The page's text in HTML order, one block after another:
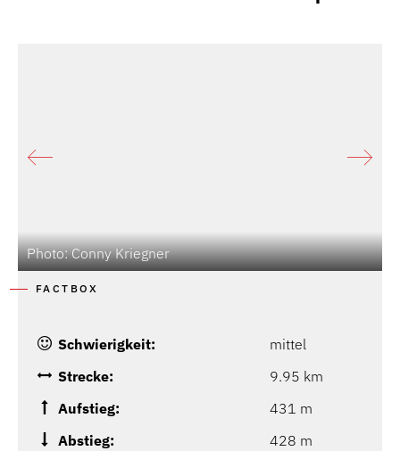
Photo: Conny Kriegner
FACTBOX
Schwierigkeit:
mittel
Strecke:
9.95 km
Aufstieg:
431 m
Abstieg:
428 m